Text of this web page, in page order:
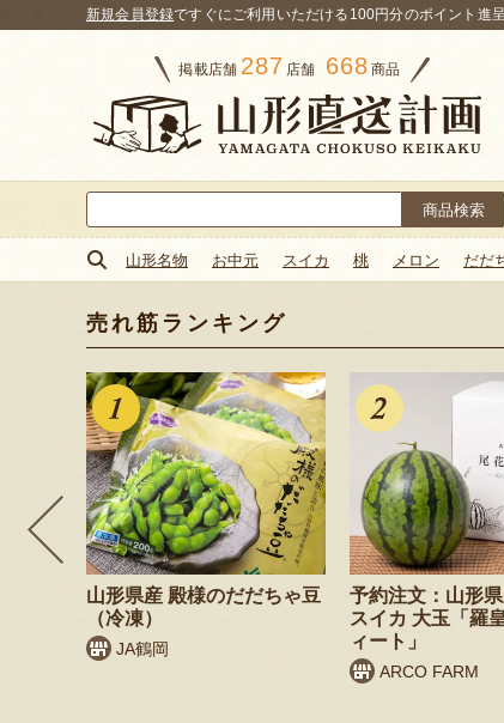
新規会員登録ですぐにご利用いただける100円分のポイント進呈
掲載店舗 287 店舗 668 商品
索:
山形名物 お中元 スイカ 桃 メロン だだ
売れ筋ランキング
山形県産 殿様のだだちゃ豆
（冷凍）
JA鶴岡
予約注文：山形
スイカ 大玉「羅
ィート」
ARCO FARM